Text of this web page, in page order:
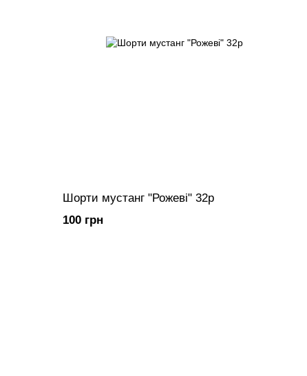
Шорти мустанг "Рожеві" 32р
100 грн